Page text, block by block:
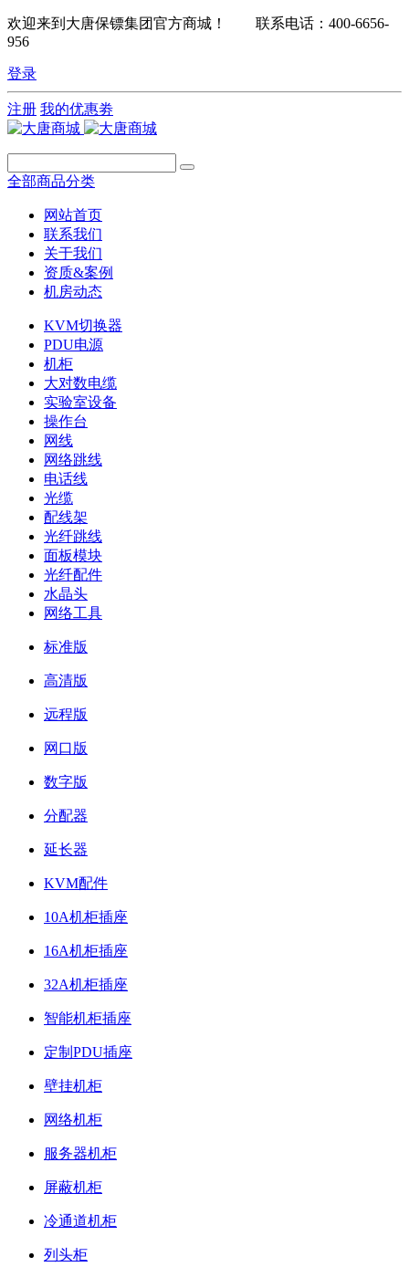
欢迎来到大唐保镖集团官方商城！ 联系电话：400-6656-
956
登录
注册 我的优惠劵
全部商品分类
网站首页
联系我们
关于我们
资质&案例
机房动态
KVM切换器
PDU电源
机柜
大对数电缆
实验室设备
操作台
网线
网络跳线
电话线
光缆
配线架
光纤跳线
面板模块
光纤配件
水晶头
网络工具
标准版
高清版
远程版
网口版
数字版
分配器
延长器
KVM配件
10A机柜插座
16A机柜插座
32A机柜插座
智能机柜插座
定制PDU插座
壁挂机柜
网络机柜
服务器机柜
屏蔽机柜
冷通道机柜
列头柜